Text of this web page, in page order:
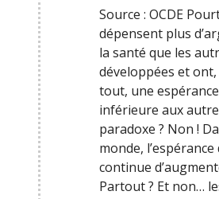
Source : OCDE
dépensent plus
la santé que les
développées et
tout, une
inférieure aux
paradoxe ? Non !
monde, l’espérance
continue
Partout ? Et non…